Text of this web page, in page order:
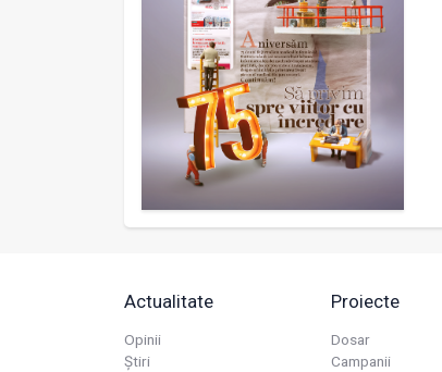
Actualitate
Opinii
Știri
Proiecte
Dosar
Campanii